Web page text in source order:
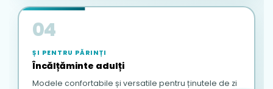
04
ȘI PENTRU PĂRINȚI
Încălțăminte adulți
Modele confortabile și versatile pentru ținutele de zi